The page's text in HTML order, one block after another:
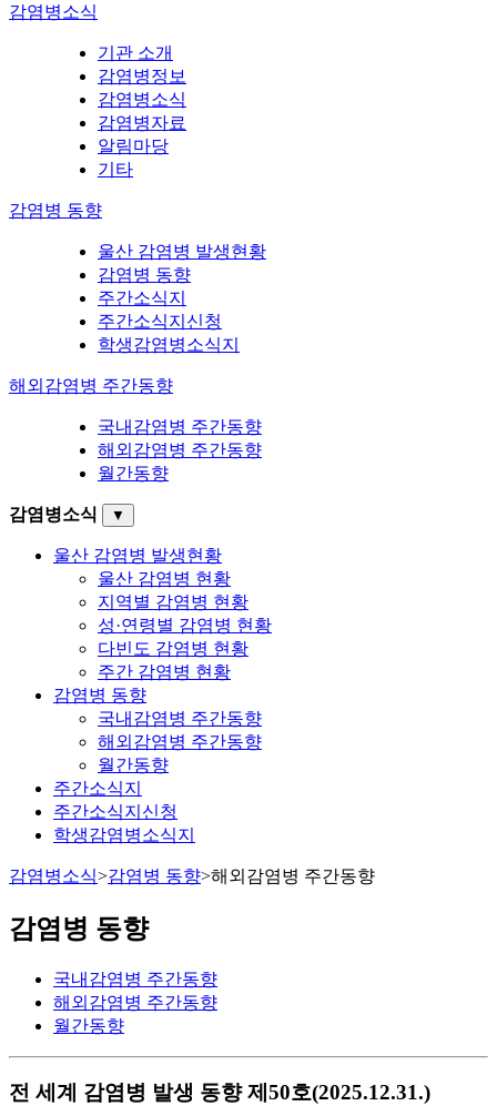
감염병소식
기관 소개
감염병정보
감염병소식
감염병자료
알림마당
기타
감염병 동향
울산 감염병 발생현황
감염병 동향
주간소식지
주간소식지신청
학생감염병소식지
해외감염병 주간동향
국내감염병 주간동향
해외감염병 주간동향
월간동향
감염병소식 ▼
울산 감염병 발생현황
울산 감염병 현황
지역별 감염병 현황
성·연령별 감염병 현황
다빈도 감염병 현황
주간 감염병 현황
감염병 동향
국내감염병 주간동향
해외감염병 주간동향
월간동향
주간소식지
주간소식지신청
학생감염병소식지
감염병소식>감염병 동향>해외감염병 주간동향
감염병 동향
국내감염병 주간동향
해외감염병 주간동향
월간동향
전 세계 감염병 발생 동향 제50호(2025.12.31.)